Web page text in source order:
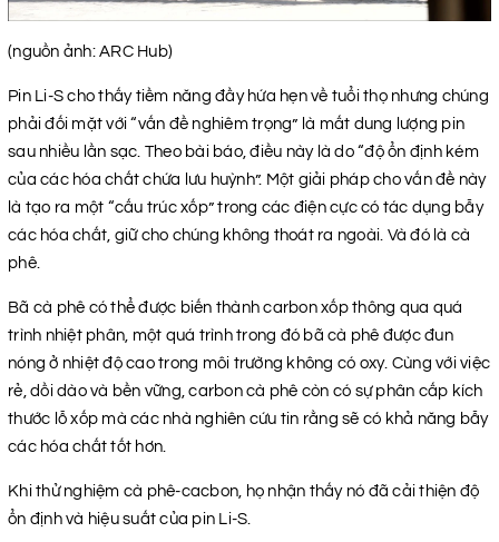
(nguồn ảnh: ARC Hub)
Pin Li-S cho thấy tiềm năng đầy hứa hẹn về tuổi thọ nhưng chúng
phải đối mặt với “vấn đề nghiêm trọng” là mất dung lượng pin
sau nhiều lần sạc. Theo bài báo, điều này là do “độ ổn định kém
của các hóa chất chứa lưu huỳnh”. Một giải pháp cho vấn đề này
là tạo ra một “cấu trúc xốp” trong các điện cực có tác dụng bẫy
các hóa chất, giữ cho chúng không thoát ra ngoài. Và đó là cà
phê.
Bã cà phê có thể được biến thành carbon xốp thông qua quá
trình nhiệt phân, một quá trình trong đó bã cà phê được đun
nóng ở nhiệt độ cao trong môi trường không có oxy. Cùng với việc
rẻ, dồi dào và bền vững, carbon cà phê còn có sự phân cấp kích
thước lỗ xốp mà các nhà nghiên cứu tin rằng sẽ có khả năng bẫy
các hóa chất tốt hơn.
Khi thử nghiệm cà phê-cacbon, họ nhận thấy nó đã cải thiện độ
ổn định và hiệu suất của pin Li-S.